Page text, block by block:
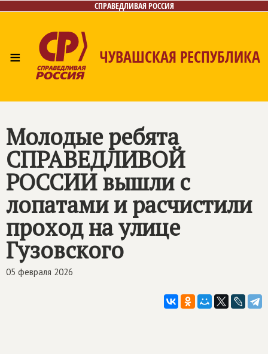
СПРАВЕДЛИВАЯ РОССИЯ
≡ ЧУВАШСКАЯ РЕСПУБЛИКА
Контакты
Молодые ребята
СПРАВЕДЛИВОЙ
РОССИИвышли с
лопатами и расчистили
проход на улице
Гузовского
05 февраля 2026